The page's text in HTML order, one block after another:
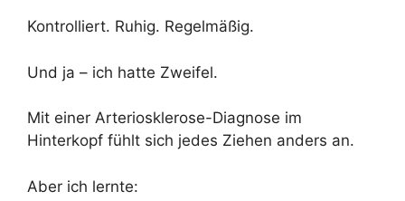
Kontrolliert. Ruhig. Regelmäßig.
Und ja – ich hatte Zweifel.
Mit einer Arteriosklerose-Diagnose im
Hinterkopf fühlt sich jedes Ziehen anders an.
Aber ich lernte: